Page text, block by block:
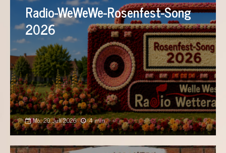
Radio-WeWeWe-Rosenfest-Song
2026
Mo., 20. Juli 2026 4 min